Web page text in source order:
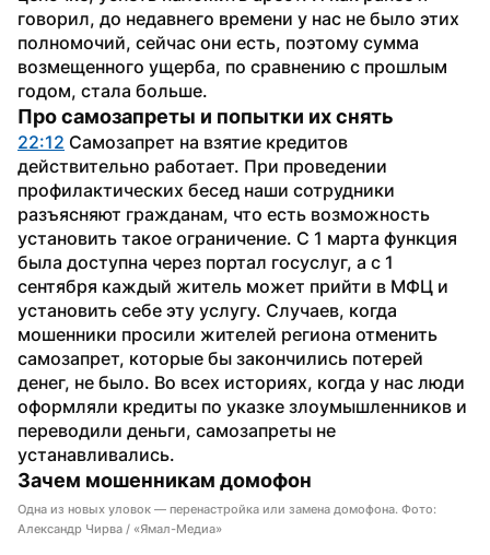
говорил, до недавнего времени у нас не было этих
полномочий, сейчас они есть, поэтому сумма
возмещенного ущерба, по сравнению с прошлым
годом, стала больше.
Про самозапреты и попытки их снять
22:12 Самозапрет на взятие кредитов
действительно работает. При проведении
профилактических бесед наши сотрудники
разъясняют гражданам, что есть возможность
установить такое ограничение. С 1 марта функция
была доступна через портал госуслуг, а с 1
сентября каждый житель может прийти в МФЦ и
установить себе эту услугу. Случаев, когда
мошенники просили жителей региона отменить
самозапрет, которые бы закончились потерей
денег, не было. Во всех историях, когда у нас люди
оформляли кредиты по указке злоумышленников и
переводили деньги, самозапреты не
устанавливались.
Зачем мошенникам домофон
Одна из новых уловок — перенастройка или замена домофона. Фото:
Александр Чирва / «Ямал-Медиа»